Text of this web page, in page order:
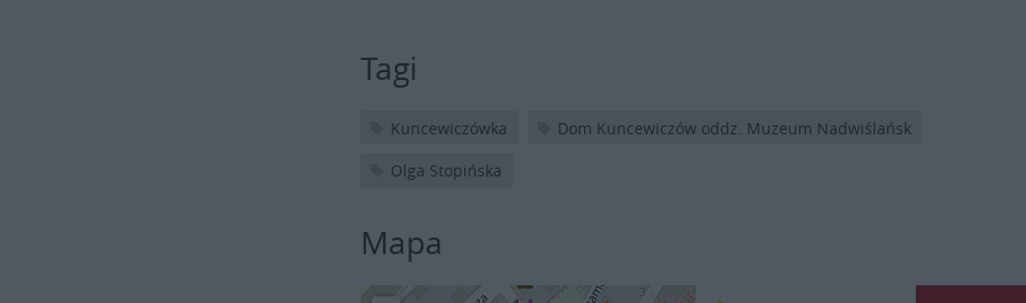
Tagi
Kuncewiczówka Dom Kuncewiczów oddz. Muzeum Nadwiślańsk
Olga Stopińska
Mapa